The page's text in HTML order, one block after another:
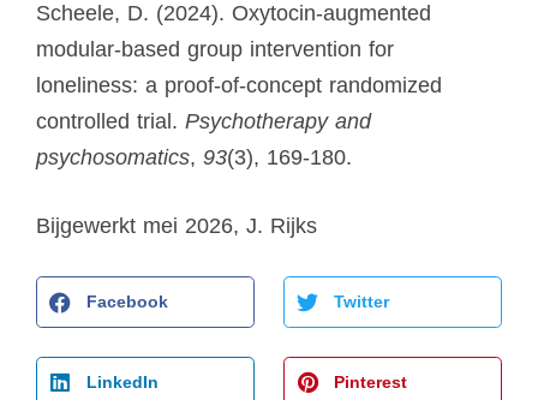
Scheele, D. (2024). Oxytocin-augmented
modular-based group intervention for
loneliness: a proof-of-concept randomized
controlled trial. Psychotherapy and
psychosomatics, 93(3), 169-180.
Bijgewerkt mei 2026, J. Rijks
Facebook Twitter
LinkedIn Pinterest